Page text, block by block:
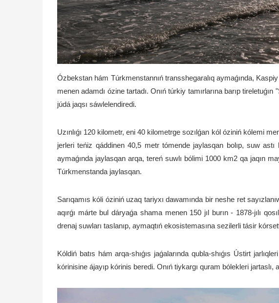
Ózbekstan hám Túrkmenstannıń transshegaralıq aymaǵında,
menen adamdı ózine tartadı. Onıń túrkiy tamırlarına barıp
júdá jaqsı sáwlelendiredi.
Uzınlıǵı 120 kilometr, eni 40 kilometrge sozılǵan kól óziniń kólemi
jerleri teńiz qáddinen 40,5 metr tómende jaylasqan bolıp, suw astı
aymaǵında jaylasqan arqa, tereń suwlı bólimi 1000 km2 qa jaqın
Túrkmenstanda jaylasqan.
Sarıqamıs kóli óziniń uzaq tariyxı dawamında bir neshe ret
aqırǵı márte bul dáryaǵa shama menen 150 jıl burın - 1878-jılı
drenaj suwları taslanıp, aymaqtıń ekosistemasına sezilerli tásir
Kóldiń batıs hám arqa-shıǵıs jaǵalarında qubla-shıǵıs Ústirt
kórinisine ájayıp kórinis beredi. Onıń tiykargı quram bólekleri jartaslı,